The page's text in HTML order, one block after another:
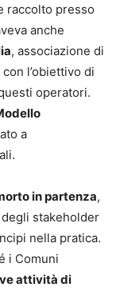
raccolto presso
anche
, associazione di
l’obiettivo di
operatori.
a
in partenza,
degli stakeholder
nella pratica.
i Comuni
attività di